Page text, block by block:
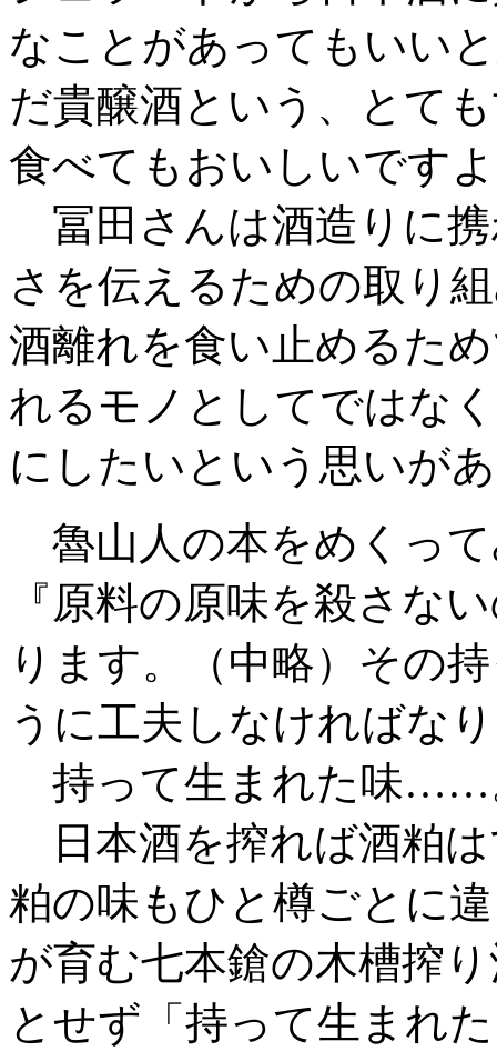
なことがあってもいい
だ貴醸酒という、とて
食べてもおいしいです
冨田さんは酒造りに
さを伝えるための取り
酒離れを食い止めるた
れるモノとしてではな
にしたいという思いが
魯山人の本をめくっ
『原料の原味を殺さな
ります。（中略）その
うに工夫しなければな
持って生まれた味……
日本酒を搾れば酒粕
粕の味もひと樽ごとに
が育む七本鎗の木槽搾
とせず「持って生まれ